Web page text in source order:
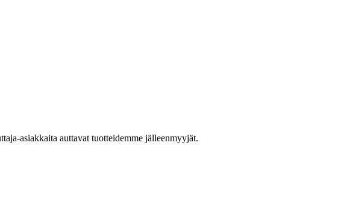
asiakkaita auttavat tuotteidemme jälleenmyyjät.